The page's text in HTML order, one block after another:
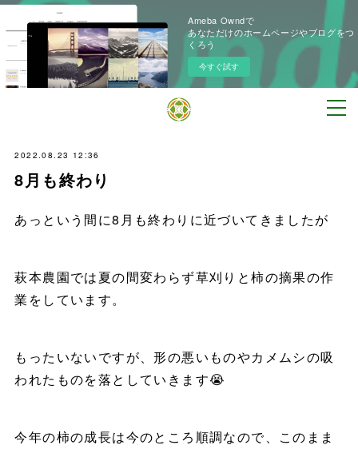
Ameba Owndで
あなただけのホームページやブログをつ
くろう
今すぐ試す
2022.08.23 12:36
8月も終わり
あっという間に8月も終わりに近づいてきましたが
萩本農園では夏の間変わらず草刈りと柿の摘果の作
業をしています。
もったいないですが、形の悪いものやカメムシの吸
われたものを落としていきます😭
今年の柿の成長は今のところ順調なので、このまま